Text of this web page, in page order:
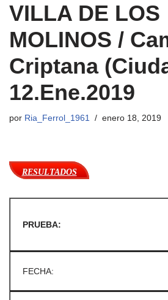
VILLA DE LOS
MOLINOS /
Criptana
12.Ene.2019
por Ria_Ferrol_1961 enero 18, 2019
RESULTADOS
PRUEBA:
FECHA: